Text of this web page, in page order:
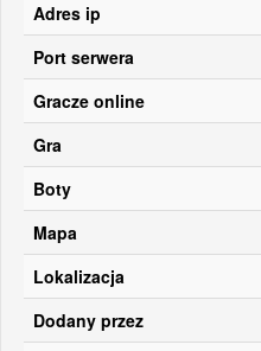
Adres ip
Port serwera
Gracze online
Gra
Boty
Mapa
Lokalizacja
Dodany przez